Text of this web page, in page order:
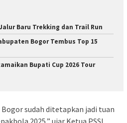
Baru Trekking dan Trail Run
Bogor Tembus Top 15
Bupati Cup 2026 Tour
sudah ditetapkan jadi tuan
2025,” ujar Ketua PSSI